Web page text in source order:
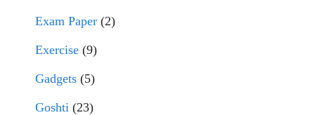
Exam Paper (2)
Exercise (9)
Gadgets (5)
Goshti (23)